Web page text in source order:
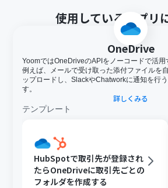
使用しているアプリ
OneDrive
YoomではOneDriveのAPIをノーコードで活用
例えば、メールで受け取った添付ファイルを
ップロードし、SlackやChatworkに通知を行
す。
詳しくみる
テンプレート
HubSpotで取引先が登録され
たらOneDriveに取引先ごとの
フォルダを作成する